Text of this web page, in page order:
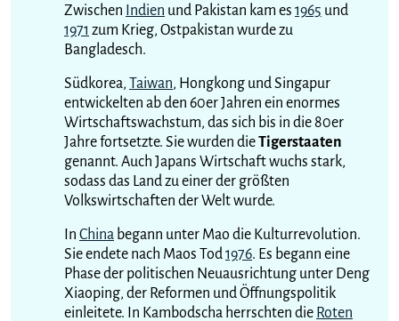
Zwischen Indien und Pakistan kam es 1965 und
1971 zum Krieg, Ostpakistan wurde zu
Bangladesch.
Südkorea, Taiwan, Hongkong und Singapur
entwickelten ab den 60er Jahren ein enormes
Wirtschaftswachstum, das sich bis in die 80er
Jahre fortsetzte. Sie wurden dieTigerstaaten
genannt. Auch Japans Wirtschaft wuchs stark,
sodass das Land zu einer der größten
Volkswirtschaften der Welt wurde.
In China begann unter Mao die Kulturrevolution.
Sie endete nach Maos Tod1976. Es begann eine
Phase der politischen Neuausrichtung unter Deng
Xiaoping, der Reformen und Öffnungspolitik
einleitete. In Kambodscha herrschten die Roten